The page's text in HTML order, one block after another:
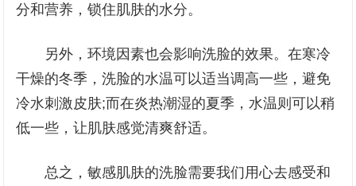
分和营养，锁住肌肤的水分。
另外，环境因素也会影响洗脸的效果。在寒冷
干燥的冬季，洗脸的水温可以适当调高一些，避免
冷水刺激皮肤;而在炎热潮湿的夏季，水温则可以稍
低一些，让肌肤感觉清爽舒适。
总之，敏感肌肤的洗脸需要我们用心去感受和